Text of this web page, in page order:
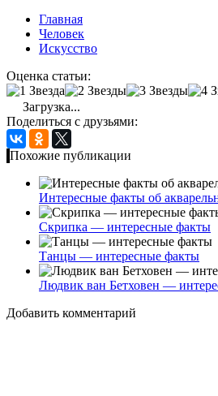
Главная
Человек
Искусство
Оценка статьи:
Загрузка...
Поделиться с друзьями:
Похожие публикации
Интересные факты об
Скрипка — интересные факты
Танцы — интересные факты
Людвик ван Бетховен —
Добавить комментарий